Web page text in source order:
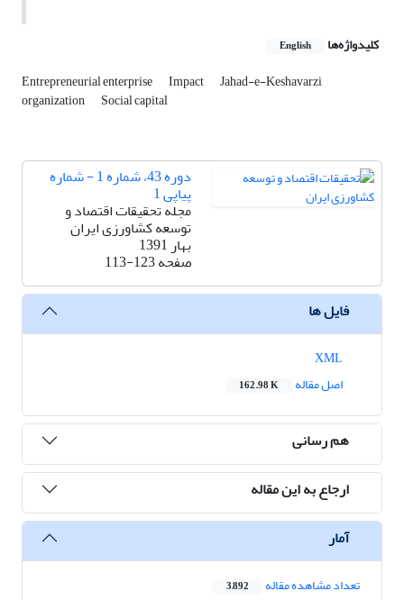
کلیدواژه‌ها English
Entrepreneurial enterprise Impact Jahad-e-Keshavarzi
organization Social capital
دوره 43، شماره 1 - شماره
پیاپی 1
مجله تحقیقات اقتصاد و
توسعه کشاورزی ایران
بهار 1391
صفحه113-123
فایل ها
اصل مقاله
162.98 K
هم رسانی
ارجاع به این مقاله
آمار
تعداد مشاهده مقاله 3,892